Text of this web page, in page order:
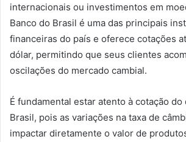
internacionais ou investimentos em
Banco do Brasil é uma das principais
financeiras do país e oferece cotações
dólar, permitindo que seus clientes
oscilações do mercado cambial.
É fundamental estar atento à cotação do
Brasil, pois as variações na taxa de
impactar diretamente o valor de